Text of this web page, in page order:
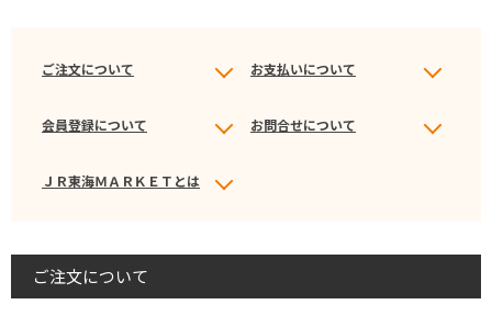
ご注文について お支払いについて
会員登録について お問合せについて
ＪＲ東海ＭＡＲＫＥＴとは
ご注文について